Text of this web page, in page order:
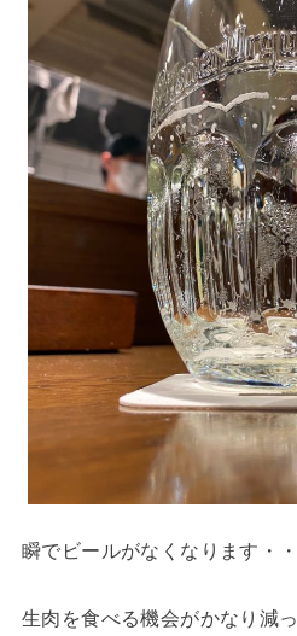
瞬でビールがなくなります・・
生肉を食べる機会がかなり減